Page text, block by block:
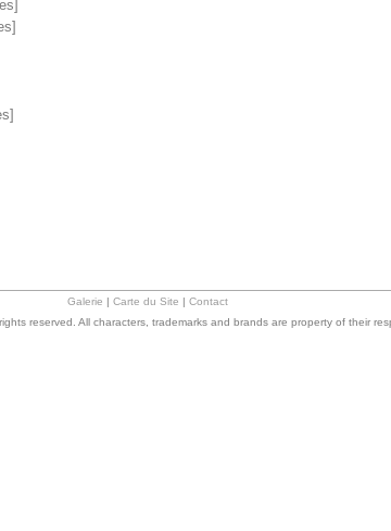
Galerie Carte du Site Contact
reserved. All characters, trademarks and brands are property of their